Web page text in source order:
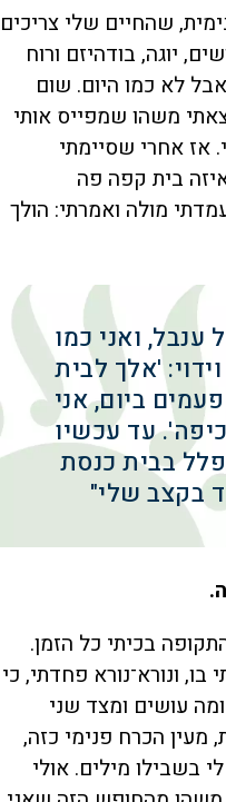
שהחיים שלי צריכים
יוגה, בודהיזם ורוח
לא כמו היום. שום
משהו שמפייס אותי
אז אחרי שסיימתי
בית קפה פה
מולה ואמרתי: הולך
ואני כמו
'אלך לבית
ביום, אני
עד עכשיו
בבית כנסת
בקצב שלי"
בכיתי כל הזמן.
ונורא־נורא פחדתי, כי
עושים ומצד שני
מעין הכרח פנימי כזה,
בשבילו מילים. אולי